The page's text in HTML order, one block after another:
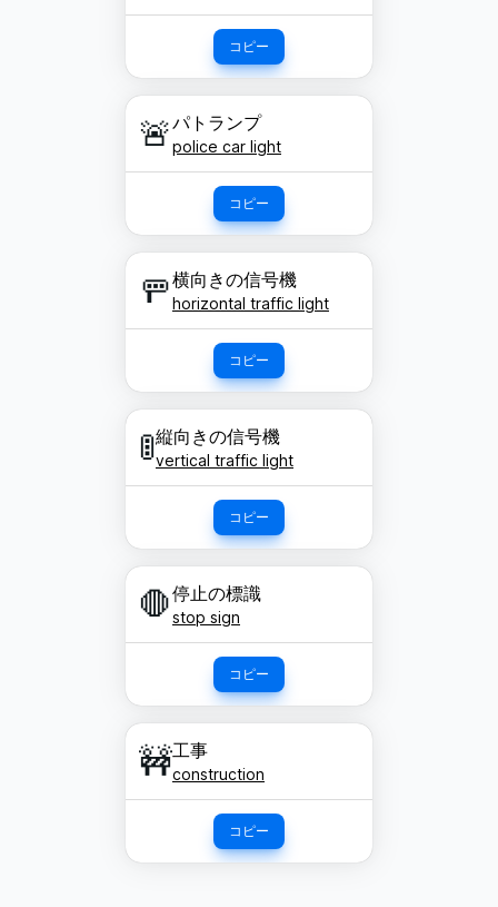
コピー
🚨パトランプ
police car light
コピー
🚥横向きの信号機
horizontal traffic light
コピー
🚦縦向きの信号機
vertical traffic light
コピー
🛑停止の標識
stop sign
コピー
🚧工事
construction
コピー